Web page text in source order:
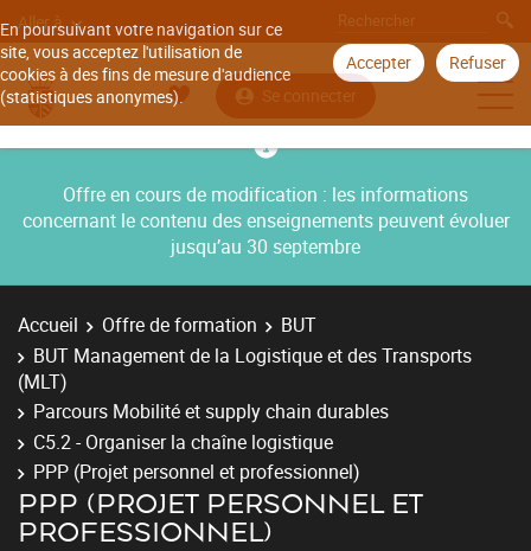
En poursuivant votre navigation sur ce
site, vous acceptez l'utilisation de
cookies à des fins de mesure d'audience
(statistiques anonymes).
Accepter Refuser
Aller à
Se connecter
Offre en cours de modification : les informations
concernant le contenu des enseignements peuvent évoluer
jusqu’au 30 septembre
Accueil Offre de formation
BUT
BUT Management de la Logistique et des Transports
(MLT)
Parcours Mobilité et supply chain durables
C5.2 - Organiser la chaîne logistique
PPP (Projet personnel et professionnel)
PPP (PROJET PERSONNEL ET
PROFESSIONNEL)